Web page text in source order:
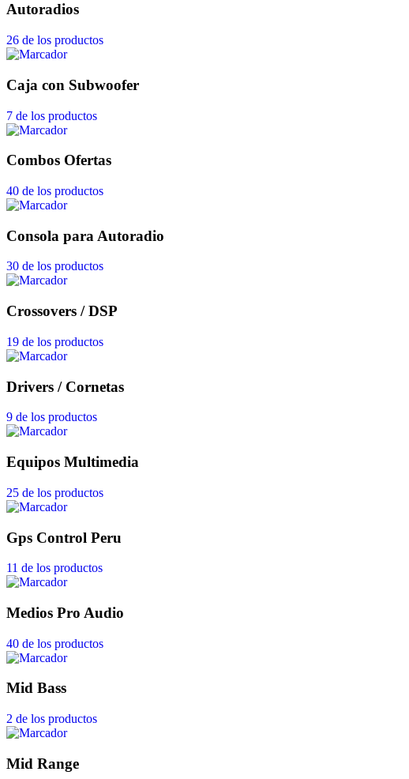
Autoradios
26 de los productos
Caja con Subwoofer
7 de los productos
Combos Ofertas
40 de los productos
Consola para Autoradio
30 de los productos
Crossovers / DSP
19 de los productos
Drivers / Cornetas
9 de los productos
Equipos Multimedia
25 de los productos
Gps Control Peru
11 de los productos
Medios Pro Audio
40 de los productos
Mid Bass
2 de los productos
Mid Range